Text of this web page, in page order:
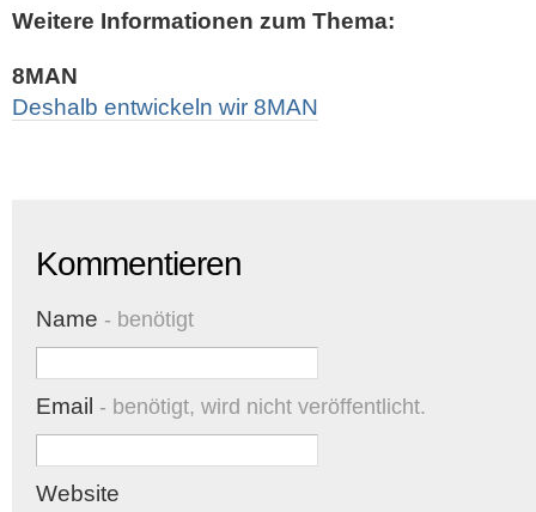
Weitere Informationen zum Thema:
8MAN
Deshalb entwickeln wir 8MAN
Kommentieren
Name - benötigt
Email - benötigt, wird nicht veröffentlicht.
Website